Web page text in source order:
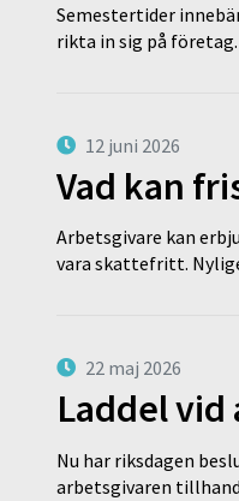
Semestertider
rikta in sig på
12 juni 2026
Vad kan
Arbetsgivare kan
vara skattefritt.
22 maj 2026
Laddel
Nu har riksdagen
arbetsgivaren